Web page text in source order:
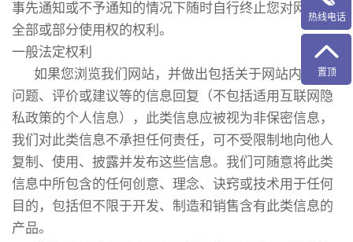
热线电话
置顶
事先通知或不予通知的情况下随时自行终止您对网站的
全部或部分使用权的权利。
一般法定权利
如果您浏览我们网站，并做出包括关于网站内容的
问题、评价或建议等的信息回复（不包括适用互联网隐
私政策的个人信息），此类信息应被视为非保密信息，
我们对此类信息不承担任何责任，可不受限制地向他人
复制、使用、披露并发布这些信息。我们可随意将此类
信息中所包含的任何创意、理念、诀窍或技术用于任何
目的，包括但不限于开发、制造和销售含有此类信息的
产品。